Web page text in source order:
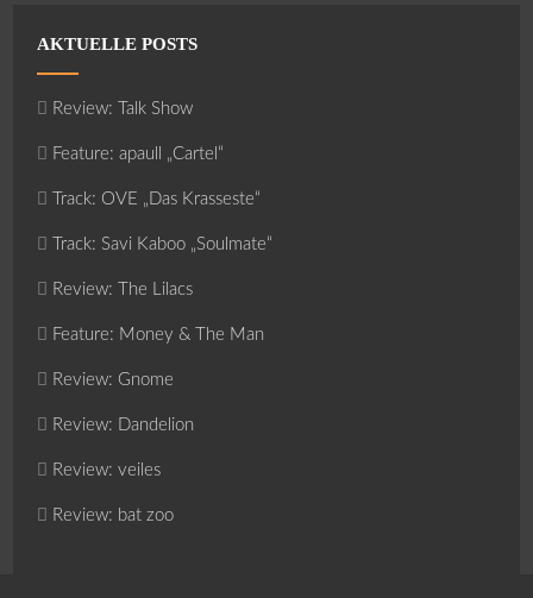
AKTUELLE POSTS
Review: Talk Show
Feature: apaull „Cartel“
Track: OVE „Das Krasseste“
Track: Savi Kaboo „Soulmate“
Review: The Lilacs
Feature: Money & The Man
Review: Gnome
Review: Dandelion
Review: veiles
Review: bat zoo